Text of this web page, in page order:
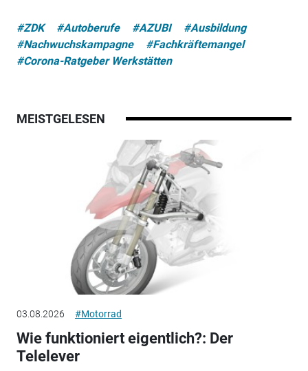
#ZDK #Autoberufe #AZUBI
#Ausbildung
#Nachwuchskampagne
#Fachkräftemangel
#Corona-Ratgeber Werkstätten
MEISTGELESEN
03.08.2026 #Motorrad
Wie funktioniert eigentlich?: Der
Telelever